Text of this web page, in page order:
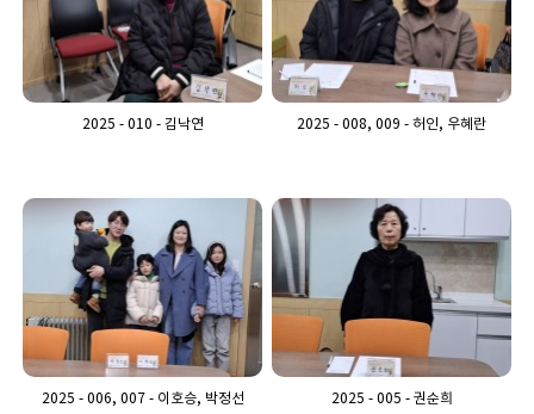
2025 - 010 - 김낙연 2025 - 008, 009 - 허인, 우혜란
2025 - 006, 007 - 이호승, 박정선 2025 - 005 - 권순희